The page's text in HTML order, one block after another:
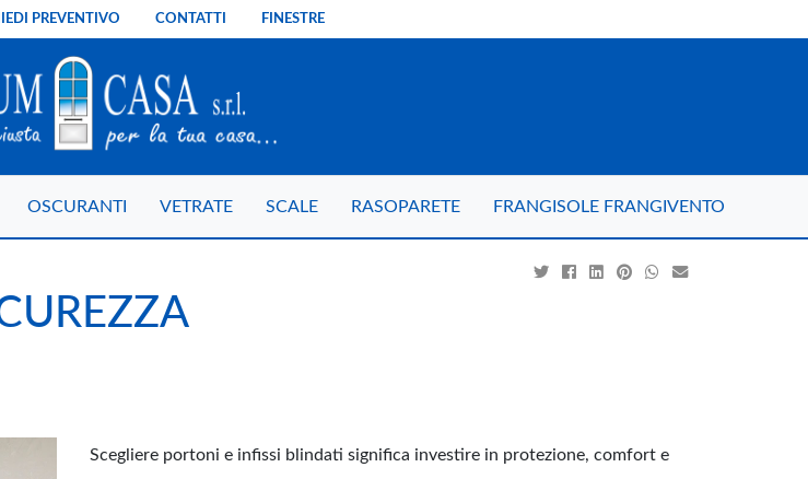
PREVENTIVO CONTATTI FINESTRE
OSCURANTI VETRATE SCALE RASOPARETE FRANGISOLE FRANGIVENTO
Scegliere portoni e infissi blindati significa investire in protezione, comfort e